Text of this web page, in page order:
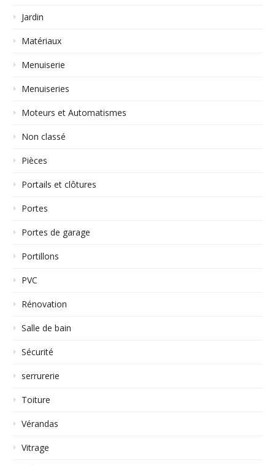
Jardin
Matériaux
Menuiserie
Menuiseries
Moteurs et Automatismes
Non classé
Pièces
Portails et clôtures
Portes
Portes de garage
Portillons
PVC
Rénovation
Salle de bain
Sécurité
serrurerie
Toiture
Vérandas
Vitrage